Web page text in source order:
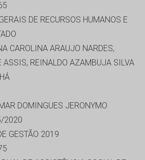
DE RECURSOS HUMANOS E
CAROLINA ARAUJO NARDES,
ASSIS, REINALDO AZAMBUJA SILVA
DOMINGUES JERONYMO
2020
GESTÃO 2019